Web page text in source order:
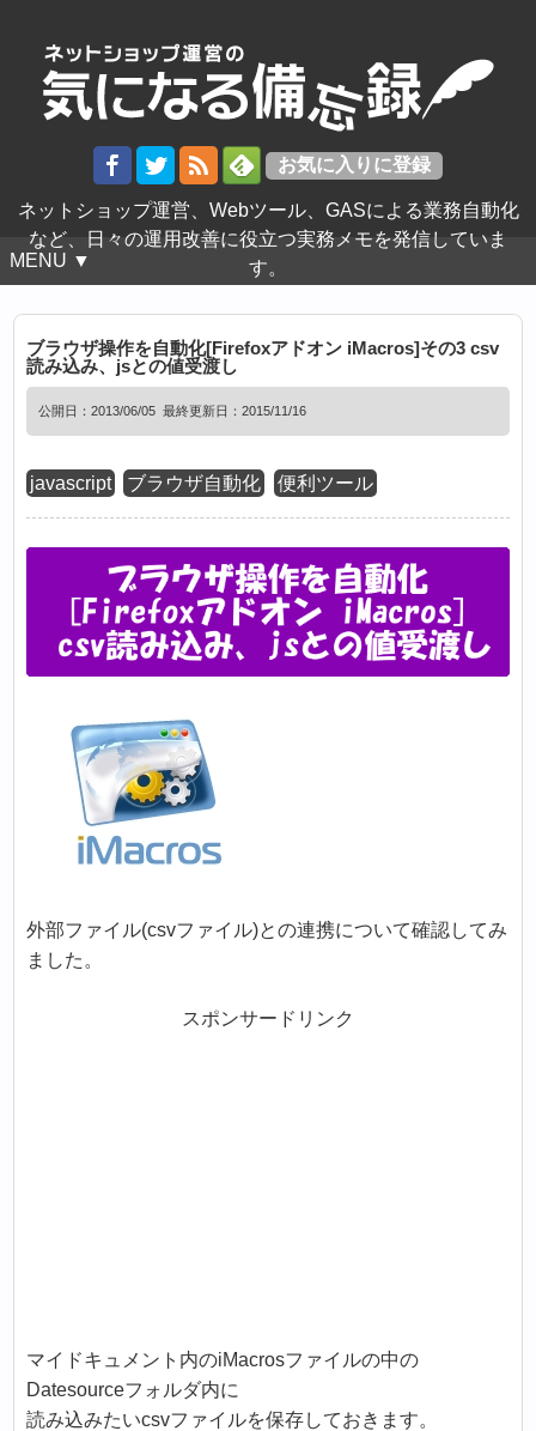
ネットショップ運営、Webツール、GASによる業務自動化
など、日々の運用改善に役立つ実務メモを発信していま
す。
MENU ▼
ブラウザ操作を自動化[Firefoxアドオン iMacros]その3 csv
読み込み、jsとの値受渡し
公開日：2013/06/05 最終更新日：2015/11/16
javascript ブラウザ自動化 便利ツール
外部ファイル(csvファイル)との連携について確認してみ
ました。
スポンサードリンク
マイドキュメント内のiMacrosファイルの中の
Datesourceフォルダ内に
読み込みたいcsvファイルを保存しておきます。